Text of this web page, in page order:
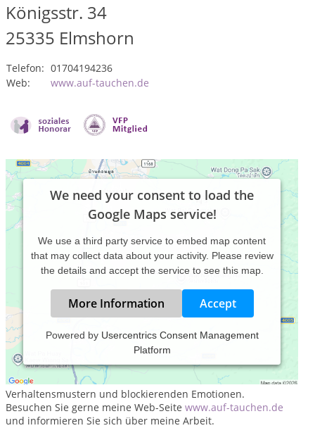
Königsstr. 34
25335 Elmshorn
Telefon: 01704194236
Web:
www.auf-tauchen.de
We need your consent to load the
Google Maps service!
We use a third party service to embed map content
that may collect data about your activity. Please review
the details and accept the service to see this map.
More Information Accept
Powered by Usercentrics Consent Management
Platform
Wie schön, dass Sie mich hier gefunden haben. Als Hypnose-
und Yager-Code-Therapeutin unterstütze ich Sie beim
Verändern und Auflösen von hemmenden Denk- und
Verhaltensmustern und blockierenden Emotionen.
Besuchen Sie gerne meine Web-Seite www.auf-tauchen.de
und informieren Sie sich über meine Arbeit.